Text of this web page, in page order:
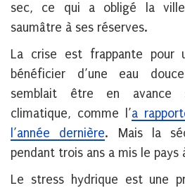
sec, ce qui a obligé la
saumâtre à ses réserves.
La crise est frappante pour
bénéficier d’une eau
semblait être en avance
climatique, comme l’a
l’année dernière. Mais la
pendant trois ans a mis le pays
Le stress hydrique est une